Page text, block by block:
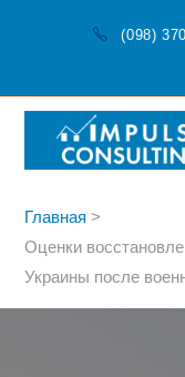
(098)
Главная >
Оценки
Украины после